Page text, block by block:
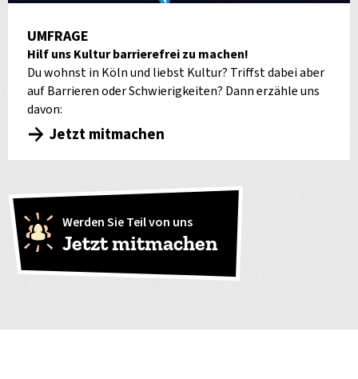
UMFRAGE
Hilf uns Kultur barrierefrei zu machen!
Du wohnst in Köln und liebst Kultur? Triffst dabei aber
auf Barrieren oder Schwierigkeiten? Dann erzähle uns
davon:
Jetzt mitmachen
Werden Sie Teil von uns
Jetzt mitmachen